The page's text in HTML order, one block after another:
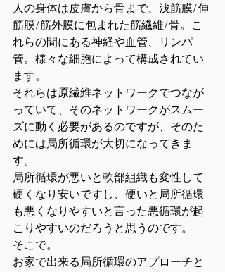
人の身体は皮膚から骨まで、浅筋膜/伸
筋膜/筋外膜に包まれた筋繊維/骨。こ
れらの間にある神経や血管、リンパ
管。様々な細胞によって構成されてい
ます。
それらは原繊維ネットワークでつなが
っていて、そのネットワークがスムー
ズに動く必要があるのですが、そのた
めには局所循環が大切になってきま
す。
局所循環が悪いと軟部組織も変性して
硬くなり安いですし、硬いと局所循環
も悪くなりやすいと言った悪循環が起
こりやすいのだろうと思うのです。
そこで。
お家で出来る局所循環のアプローチと